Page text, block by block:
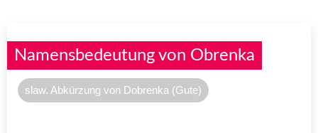
Namensbedeutung von Obrenka
slaw. Abkürzung von Dobrenka (Gute)